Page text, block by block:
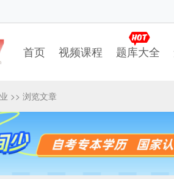
首页 视频课程 题库大全
>> 浏览文章